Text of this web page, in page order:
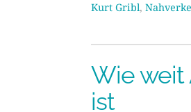
Kurt Gribl,
Wie weit
ist